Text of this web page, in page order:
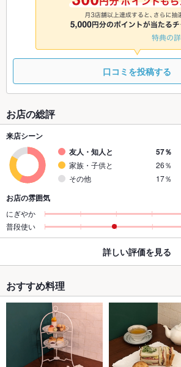
◎ 休 ◎
口コミを投稿する
お店の総評
来店シーン
友人・知人と
57％
家族・子供と
26％
その他
17％
お店の雰囲気
にぎやか
普段使い
詳しい評価を見る
おすすめ料理